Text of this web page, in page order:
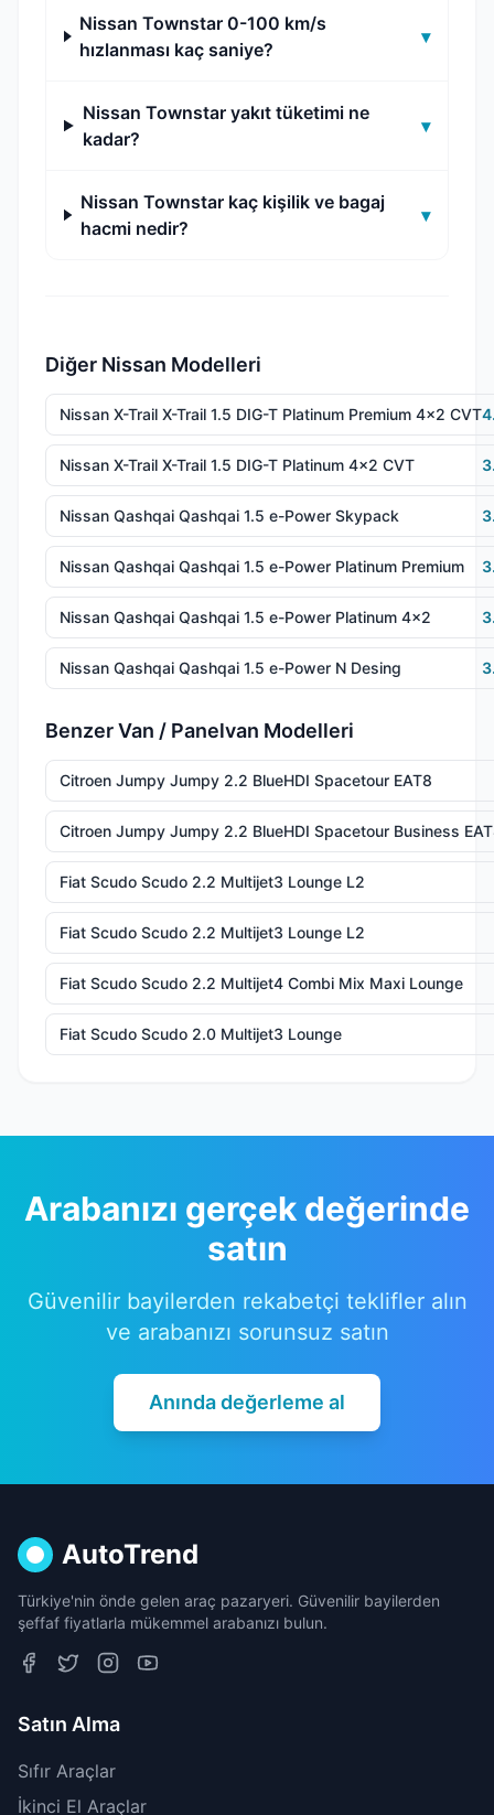
Nissan Townstar 0-100 km/s
hızlanması kaç saniye?
▾
Nissan Townstar yakıt tüketimi ne
kadar?
▾
Nissan Townstar kaç kişilik ve bagaj
hacmi nedir?
▾
Diğer Nissan Modelleri
Nissan X-Trail X-Trail 1.5 DIG-T Platinum Premium 4x2 CVT
Nissan X-Trail X-Trail 1.5 DIG-T Platinum 4x2 CVT
Nissan Qashqai Qashqai 1.5 e-Power Skypack
Nissan Qashqai Qashqai 1.5 e-Power Platinum Premium
Nissan Qashqai Qashqai 1.5 e-Power Platinum 4x2
Nissan Qashqai Qashqai 1.5 e-Power N Desing
Benzer Van / Panelvan Modelleri
Citroen Jumpy Jumpy 2.2 BlueHDI Spacetour EAT8
Citroen Jumpy Jumpy 2.2 BlueHDI Spacetour Business
Fiat Scudo Scudo 2.2 Multijet3 Lounge L2
Fiat Scudo Scudo 2.2 Multijet3 Lounge L2
Fiat Scudo Scudo 2.2 Multijet4 Combi Mix Maxi Lounge
Fiat Scudo Scudo 2.0 Multijet3 Lounge
Arabanızı gerçek değerinde
satın
Güvenilir bayilerden rekabetçi teklifler alın
ve arabanızı sorunsuz satın
Anında değerleme al
AutoTrend
Türkiye'nin önde gelen araç pazaryeri. Güvenilir bayilerden
şeffaf fiyatlarla mükemmel arabanızı bulun.
Satın Alma
Sıfır Araçlar
İkinci El Araçlar